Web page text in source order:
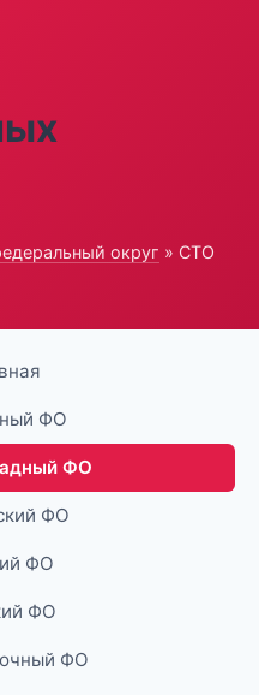
округ » СТО
ФО
ФО
ФО
ФО
ФО
ФО